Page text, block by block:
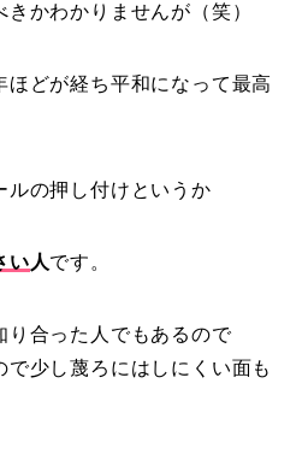
かわかりませんが（笑）
ほどが経ち平和になって最高
ルの押し付けというか
い 人です。
り合った人でもあるので
で少し蔑ろにはしにくい面も